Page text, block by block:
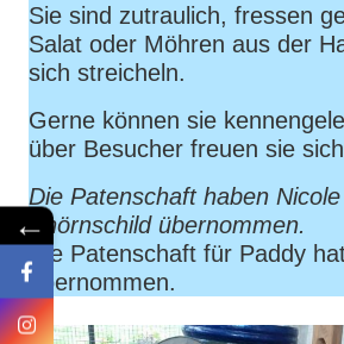
Sie sind zutraulich, fressen
Salat oder Möhren aus der
sich streicheln.
Gerne können sie
über Besucher freuen sie
Die Patenschaft haben
Knörnschild übernommen.
Die Patenschaft für Paddy
übernommen.
←